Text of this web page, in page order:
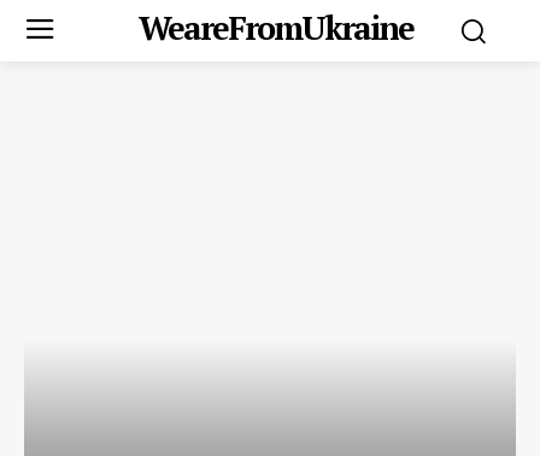
WeareFromUkraine